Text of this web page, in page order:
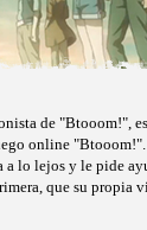
de "Btooom!",
online
lo lejos y le pide
que su propia